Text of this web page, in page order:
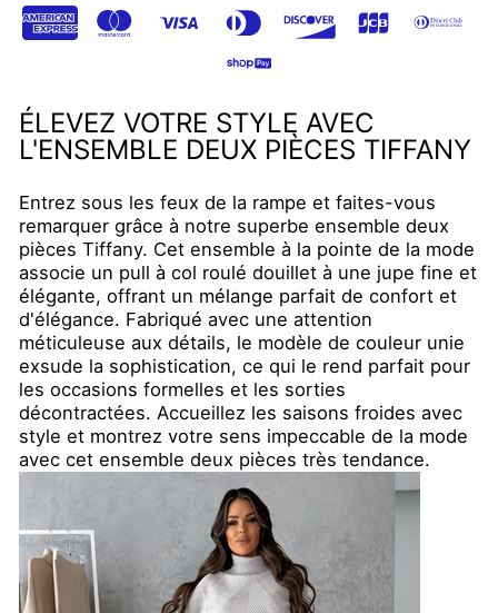
ÉLEVEZ VOTRE STYLE AVEC
L'ENSEMBLE DEUX PIÈCES TIFFANY
Entrez sous les feux de la rampe et faites-vous
remarquer grâce à notre superbe ensemble deux
pièces Tiffany. Cet ensemble à la pointe de la mode
associe un pull à col roulé douillet à une jupe fine et
élégante, offrant un mélange parfait de confort et
d'élégance. Fabriqué avec une attention
méticuleuse aux détails, le modèle de couleur unie
exsude la sophistication, ce qui le rend parfait pour
les occasions formelles et les sorties
décontractées. Accueillez les saisons froides avec
style et montrez votre sens impeccable de la mode
avec cet ensemble deux pièces très tendance.